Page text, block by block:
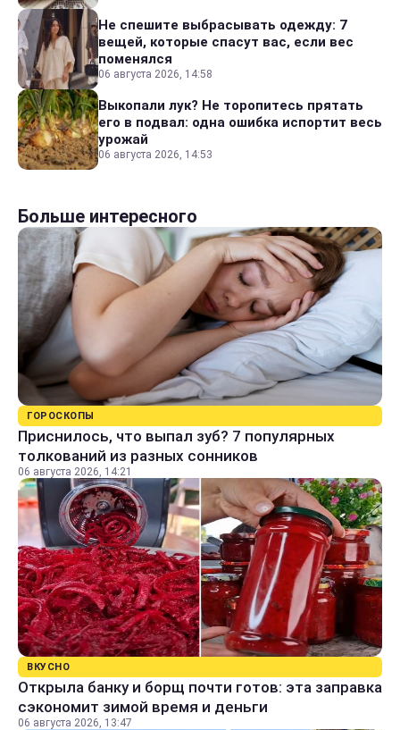
Не спешите выбрасывать одежду: 7
вещей, которые спасут вас, если вес
поменялся
06 августа 2026, 14:58
Выкопали лук? Не торопитесь прятать
его в подвал: одна ошибка испортит весь
урожай
06 августа 2026, 14:53
Больше интересного
ГОРОСКОПЫ
Приснилось, что выпал зуб? 7 популярных
толкований из разных сонников
06 августа 2026, 14:21
ВКУСНО
Открыла банку и борщ почти готов: эта заправка
сэкономит зимой время и деньги
06 августа 2026, 13:47